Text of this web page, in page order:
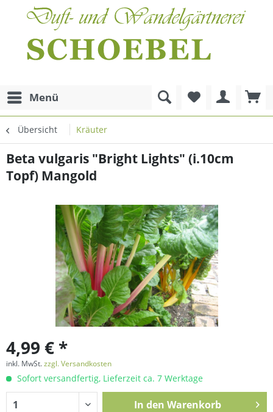
Menü
Übersicht Kräuter
Beta vulgaris "Bright Lights" (i.10cm
Topf) Mangold
4,99 € *
inkl. MwSt.zzgl. Versandkosten
Sofort versandfertig, Lieferzeit ca. 7 Werktage
In den Warenkorb